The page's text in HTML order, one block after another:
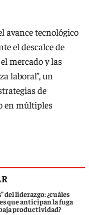
avance tecnológico
el descalce de
mercado y las
laboral”, un
de
en múltiples
del liderazgo: ¿cuáles
que anticipan la fuga
productividad?